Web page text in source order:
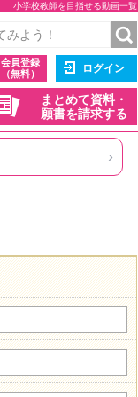
小学校教師を目指せる動画一覧
会員登録
（無料）
ログイン
まとめて資料・
願書を請求する
›